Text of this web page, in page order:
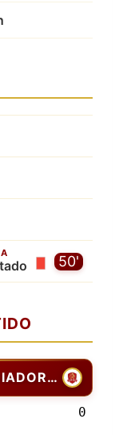
50'
GLADIADORES
0